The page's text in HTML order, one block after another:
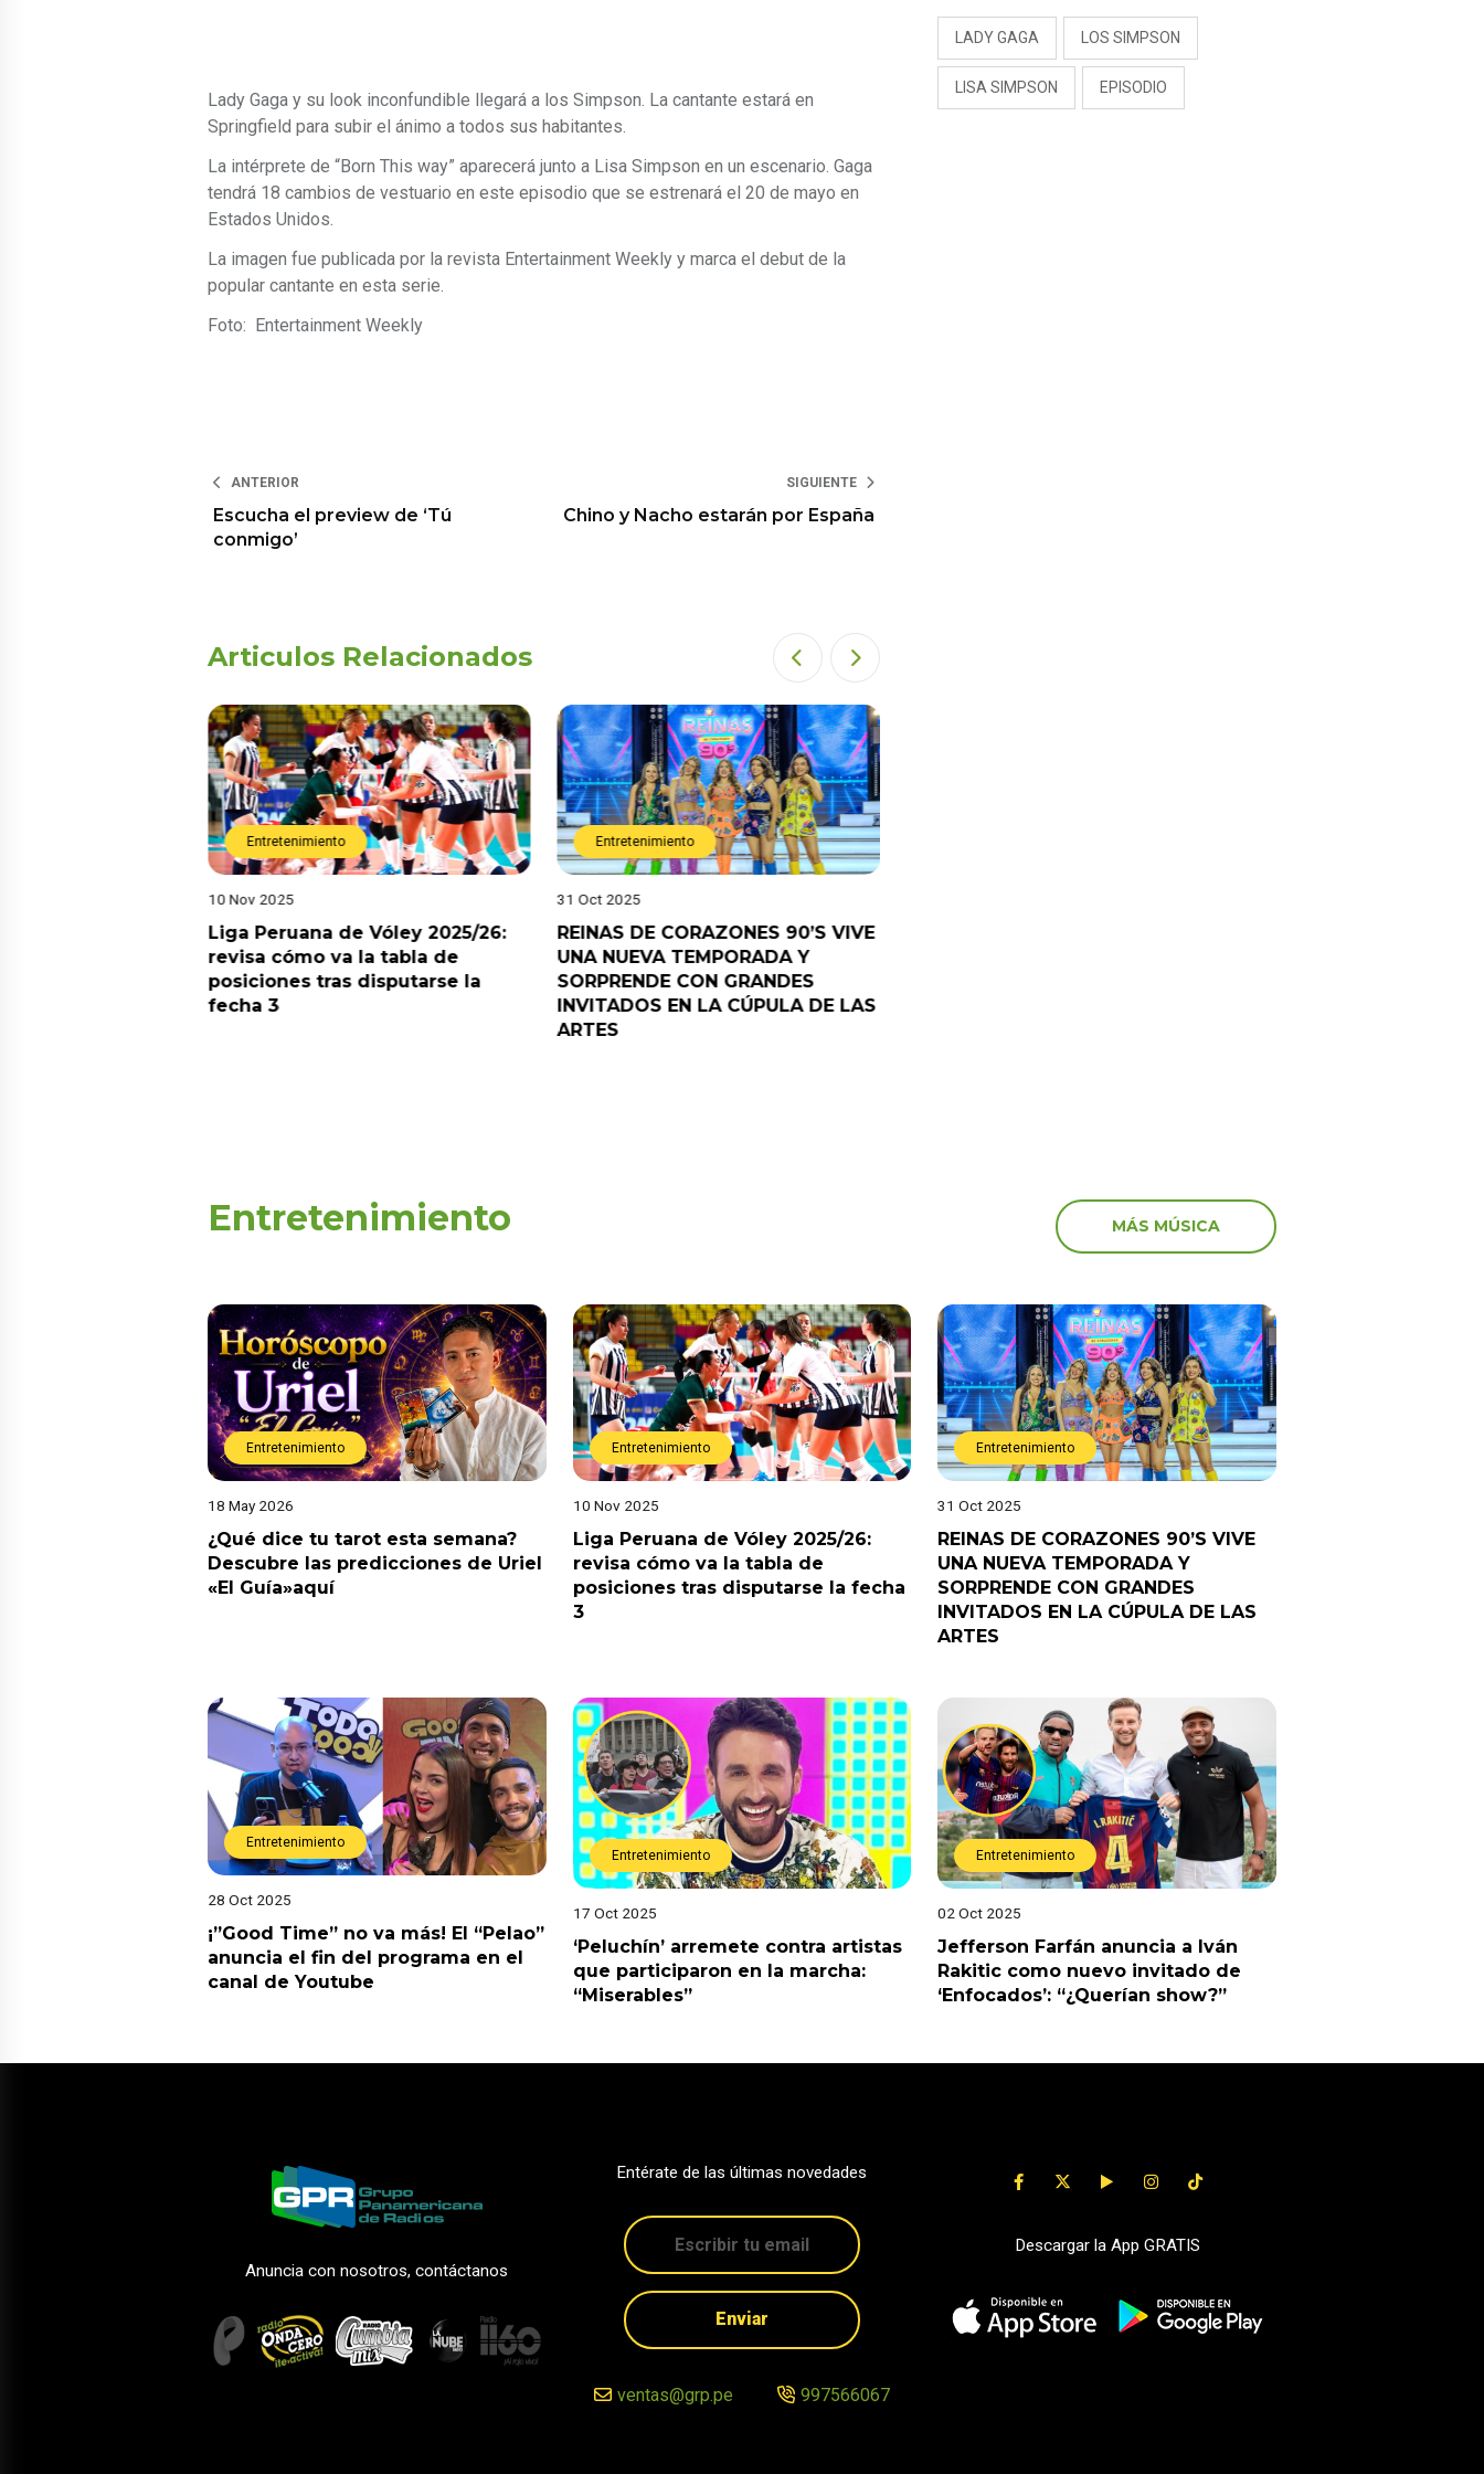
Lady Gaga y su look inconfundible llegará a los Simpson. La cantante estará en
Springfield para subir el ánimo a todos sus habitantes.
La intérprete de “Born This way” aparecerá junto a Lisa Simpson en un escenario. Gaga
tendrá 18 cambios de vestuario en este episodio que se estrenará el 20 de mayo en
Estados Unidos.
La imagen fue publicada por la revista Entertainment Weekly y marca el debut de la
popular cantante en esta serie.
Foto: Entertainment Weekly
ANTERIOR
Escucha el preview de ‘Tú
conmigo’
SIGUIENTE
Chino y Nacho estarán por España
Articulos Relacionados
Entretenimiento
10 Nov 2025
Liga Peruana de Vóley 2025/26:
revisa cómo va la tabla de
posiciones tras disputarse la
fecha 3
Entretenimiento
31 Oct 2025
REINAS DE CORAZONES 90’S VIVE
UNA NUEVA TEMPORADA Y
SORPRENDE CON GRANDES
INVITADOS EN LA CÚPULA DE LAS
ARTES
LADY GAGA LOS SIMPSON
LISA SIMPSON EPISODIO
Entretenimiento MÁS MÚSICA
Entretenimiento
18 May 2026
¿Qué dice tu tarot esta semana?
Descubre las predicciones de Uriel
«El Guía»aquí
Entretenimiento
10 Nov 2025
Liga Peruana de Vóley 2025/26:
revisa cómo va la tabla de
posiciones tras disputarse la fecha
3
Entretenimiento
31 Oct 2025
REINAS DE CORAZONES 90’S VIVE
UNA NUEVA TEMPORADA Y
SORPRENDE CON GRANDES
INVITADOS EN LA CÚPULA DE LAS
ARTES
Entretenimiento
28 Oct 2025
¡”Good Time” no va más! El “Pelao”
anuncia el fin del programa en el
canal de Youtube
Entretenimiento
17 Oct 2025
‘Peluchín’ arremete contra artistas
que participaron en la marcha:
“Miserables”
Entretenimiento
02 Oct 2025
Jefferson Farfán anuncia a Iván
Rakitic como nuevo invitado de
‘Enfocados’: “¿Querían show?”
Anuncia con nosotros, contáctanos
Entérate de las últimas novedades
Enviar
ventas@grp.pe 997566067
Descargar la App GRATIS